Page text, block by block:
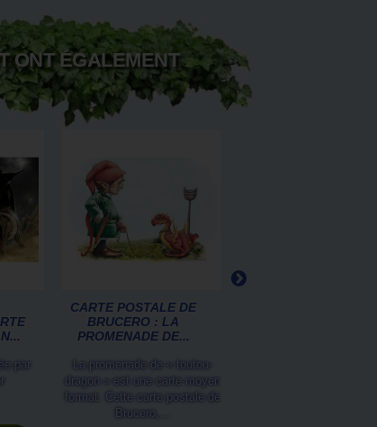
ONT ÉGALEMENT
par
CARTE POSTALE DE
BRUCERO : LA
PROMENADE DE...
La promenade de « toutou-
dragon » est une carte moyen
format. Cette carte postale de
Brucero,...